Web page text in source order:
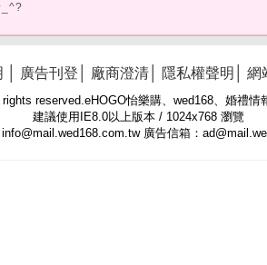
廣告刊登 廠商澄清 隱私權聲明 網
reserved.eHOGO怡樂購、wed168、婚禮情
建議使用IE8.0以上版本 / 1024x768 瀏覽
廣告信箱：